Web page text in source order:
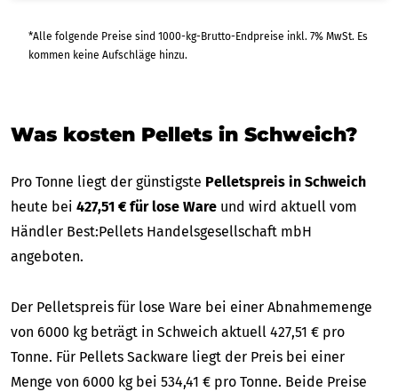
*Alle folgende Preise sind 1000-kg-Brutto-Endpreise inkl. 7% MwSt. Es
kommen keine Aufschläge hinzu.
Was kosten Pellets in Schweich?
Pro Tonne liegt der günstigste Pelletspreis in Schweich
heute bei 427,51 € für lose Ware und wird aktuell vom
Händler Best:Pellets Handelsgesellschaft mbH
angeboten.
Der Pelletspreis für lose Ware bei einer Abnahmemenge
von 6000 kg beträgt in Schweich aktuell 427,51 € pro
Tonne. Für Pellets Sackware liegt der Preis bei einer
Menge von 6000 kg bei 534,41 € pro Tonne. Beide Preise